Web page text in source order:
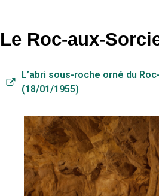
Le Roc-aux-
L’abri sous-roche orné du
(18/01/1955)